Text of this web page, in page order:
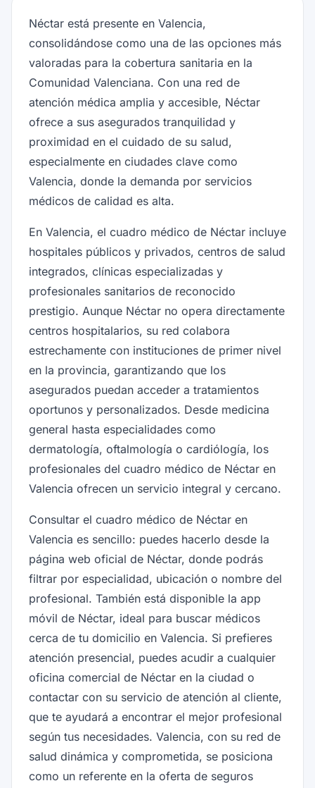
Néctar está presente en Valencia,
consolidándose como una de las opciones más
valoradas para la cobertura sanitaria en la
Comunidad Valenciana. Con una red de
atención médica amplia y accesible, Néctar
ofrece a sus asegurados tranquilidad y
proximidad en el cuidado de su salud,
especialmente en ciudades clave como
Valencia, donde la demanda por servicios
médicos de calidad es alta.
En Valencia, el cuadro médico de Néctar incluye
hospitales públicos y privados, centros de salud
integrados, clínicas especializadas y
profesionales sanitarios de reconocido
prestigio. Aunque Néctar no opera directamente
centros hospitalarios, su red colabora
estrechamente con instituciones de primer nivel
en la provincia, garantizando que los
asegurados puedan acceder a tratamientos
oportunos y personalizados. Desde medicina
general hasta especialidades como
dermatología, oftalmología o cardiólogía, los
profesionales del cuadro médico de Néctar en
Valencia ofrecen un servicio integral y cercano.
Consultar el cuadro médico de Néctar en
Valencia es sencillo: puedes hacerlo desde la
página web oficial de Néctar, donde podrás
filtrar por especialidad, ubicación o nombre del
profesional. También está disponible la app
móvil de Néctar, ideal para buscar médicos
cerca de tu domicilio en Valencia. Si prefieres
atención presencial, puedes acudir a cualquier
oficina comercial de Néctar en la ciudad o
contactar con su servicio de atención al cliente,
que te ayudará a encontrar el mejor profesional
según tus necesidades. Valencia, con su red de
salud dinámica y comprometida, se posiciona
como un referente en la oferta de seguros